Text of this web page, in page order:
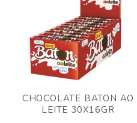
CHOCOLATE BATON AO
LEITE 30X16GR